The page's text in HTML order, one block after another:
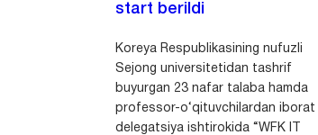
start berildi
Koreya Respublikasining nufuzli
Sejong universitetidan tashrif
buyurgan 23 nafar talaba hamda
professor-o‘qituvchilardan iborat
delegatsiya ishtirokida “WFK IT